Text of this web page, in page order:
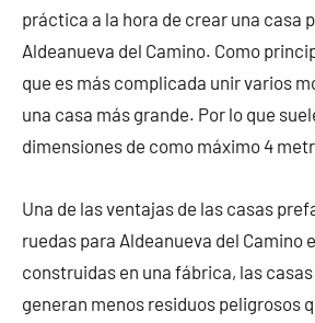
práctica a la hora de crear una casa
Aldeanueva del Camino. Como
que es más complicada unir varios
una casa más grande. Por lo que
dimensiones de como máximo 4
Una de las ventajas de las casas
ruedas para Aldeanueva del Camino
construidas en una fábrica, las
generan menos residuos peligrosos